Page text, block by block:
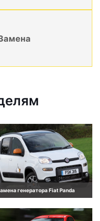
генератора Fiat Panda